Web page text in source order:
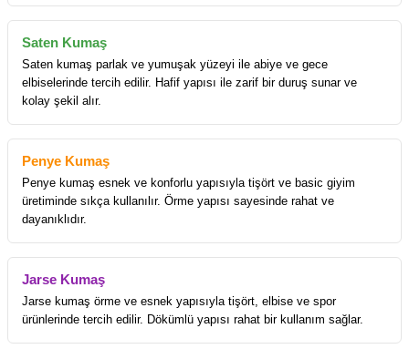
Saten Kumaş
Saten kumaş parlak ve yumuşak yüzeyi ile abiye ve gece
elbiselerinde tercih edilir. Hafif yapısı ile zarif bir duruş sunar ve
kolay şekil alır.
Penye Kumaş
Penye kumaş esnek ve konforlu yapısıyla tişört ve basic giyim
üretiminde sıkça kullanılır. Örme yapısı sayesinde rahat ve
dayanıklıdır.
Jarse Kumaş
Jarse kumaş örme ve esnek yapısıyla tişört, elbise ve spor
ürünlerinde tercih edilir. Dökümlü yapısı rahat bir kullanım sağlar.